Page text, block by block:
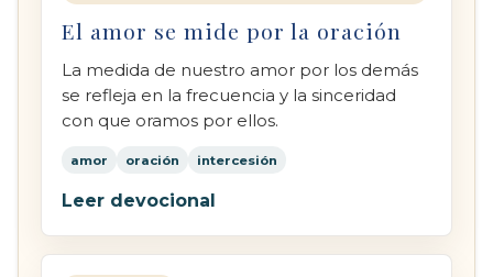
El amor se mide por la oración
La medida de nuestro amor por los demás
se refleja en la frecuencia y la sinceridad
con que oramos por ellos.
amor oración intercesión
Leer devocional